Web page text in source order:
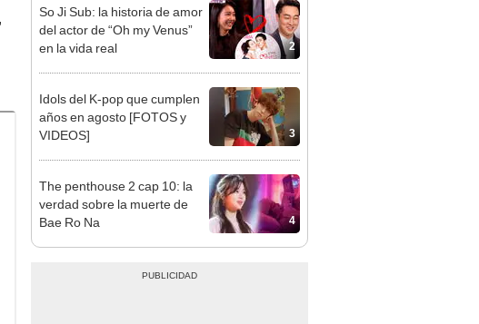
2
So Ji Sub: la historia de amor
del actor de “Oh my Venus”
en la vida real
3
Idols del K-pop que cumplen
años en agosto [FOTOS y
VIDEOS]
4
The penthouse 2 cap 10: la
verdad sobre la muerte de
Bae Ro Na